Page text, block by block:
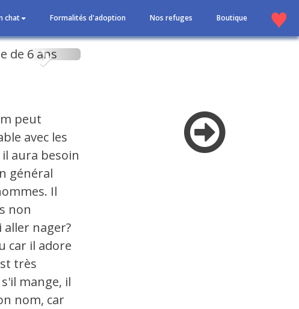
chat Formalités d'adoption Nos refuges Boutique
Suivant
peut
avec les
aura besoin
général
Il
non
nager?
car il adore
très
mange, il
nom, car